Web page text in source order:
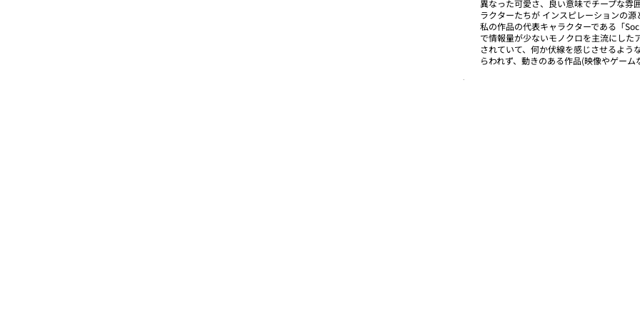
.
異なった可愛さ、良い意味でチープな雰
ラクターたちが インスピレーションの源
私の作品の代表キャラクターである「
で情報量が少ないモノクロを主流にした
されていて、何か伏線を感じさせるよ
らわれず、動きのある作品(映像やゲー